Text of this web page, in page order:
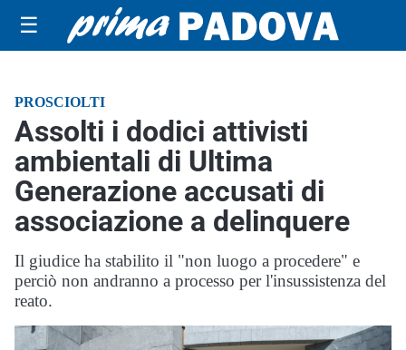
☰
PROSCIOLTI
Assolti i dodici attivisti
ambientali di Ultima
Generazione accusati di
associazione a delinquere
Il giudice ha stabilito il "non luogo a procedere" e
perciò non andranno a processo per l'insussistenza del
reato.